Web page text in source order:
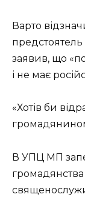
Варто
заявив, що
і не має
«Хотів би
В УПЦ МП